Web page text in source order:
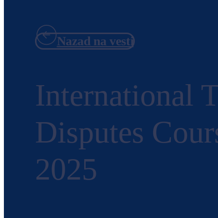
Nazad na vesti
International
Disputes
2025